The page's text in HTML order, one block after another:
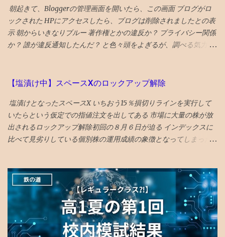
想 時給4円 ぐらい⁈ 労働というよりも、 趣味の時間orネット社会
を学ぶ...
じかと 「 4年夏入塾偏差値42から1年間で成績どうなるか」 へ
朝起きて、Bloggerの管理画面を開いたら、この画面 ブログがロ
ックされた HPにアクセスしたら、ブログは削除されましたとの表
示 朝からいきなりブルー 著作権とかの違反か？ プライバシー関係
か？ 誰が違反通知したんだ？ と色々頭をよぎるが、調べる気力が
た写真に何か埋め込まれていたのか、htmlコードを貼り付けたの
一切アクセスできないので、修正もできないため、放置。 データ
全部とんだと思いブルーな気分。 最近は見た映画の備忘録と化し
ていたが、備忘録がなくなると困る。 ケチらずにワードプレスに
しておくべきだったかと若干後悔 昼飯食いながらネットで調べる
ボタンを押した １０時間後、２２時過ぎ、メールが届いて ブログ
復活させたとの通知 急ぎ管理画面にアクセスし、バックアップを
出力・保存した
【塩漬け中】スペースXのロックアップ解除
塩漬けとなったスペースX いちおう15％損切りラインを実行して
いたらという仮定での指値注文を出してある 市場に大量の株が放
出されるロックアップ解除初回の８月６日が迫る インデックスに
比べて見劣りしている個別株の運用成績の象徴となってしまった
にするのがいいかと思い始める ８月６日&７日が過ぎた 思ったよ
り、ロックアップ解除の投げ売りは少なくて、 IPO価格程度には回
復。 引き続き塩漬けにします